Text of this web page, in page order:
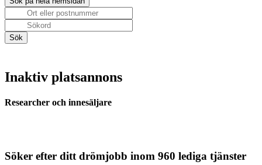
Inaktiv platsannons
Researcher och innesäljare
Söker efter ditt drömjobb inom 960 lediga tjänster